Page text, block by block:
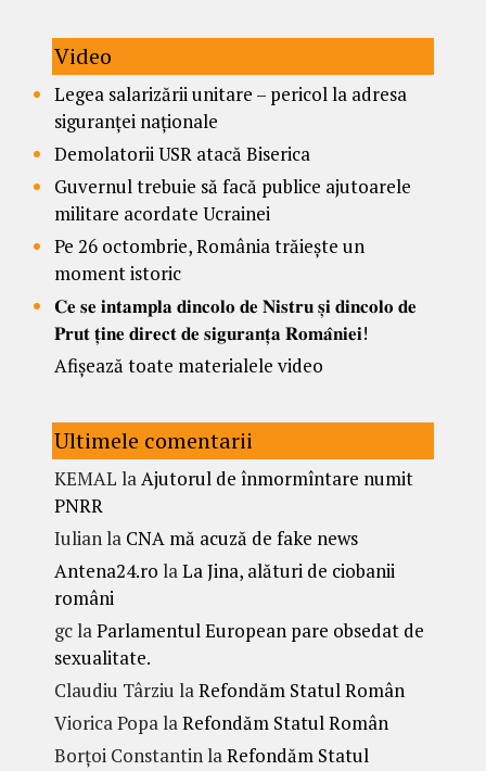
Video
Legea salarizării unitare – pericol la adresa
siguranței naționale
Demolatorii USR atacă Biserica
Guvernul trebuie să facă publice ajutoarele
militare acordate Ucrainei
Pe 26 octombrie, România trăiește un
moment istoric
𝐂𝐞 𝐬𝐞 𝐢𝐧𝐭𝐚𝐦𝐩𝐥𝐚 𝐝𝐢𝐧𝐜𝐨𝐥𝐨 𝐝𝐞 𝐍𝐢𝐬𝐭𝐫𝐮 𝐬̦𝐢 𝐝𝐢𝐧𝐜𝐨𝐥𝐨 𝐝𝐞
𝐏𝐫𝐮𝐭 𝐭̦𝐢𝐧𝐞 𝐝𝐢𝐫𝐞𝐜𝐭 𝐝𝐞 𝐬𝐢𝐠𝐮𝐫𝐚𝐧𝐭̦𝐚 𝐑𝐨𝐦𝐚̂𝐧𝐢𝐞𝐢!
Afișează toate materialele video
Ultimele comentarii
KEMAL laAjutorul de înmormîntare numit
PNRR
Iulianla CNA mă acuză de fake news
Antena24.ro laLa Jina, alături de ciobanii
români
gclaParlamentul European pare obsedat de
sexualitate.
Claudiu Târziu laRefondăm Statul Român
Viorica PopalaRefondăm Statul Român
Borțoi ConstantinlaRefondăm Statul